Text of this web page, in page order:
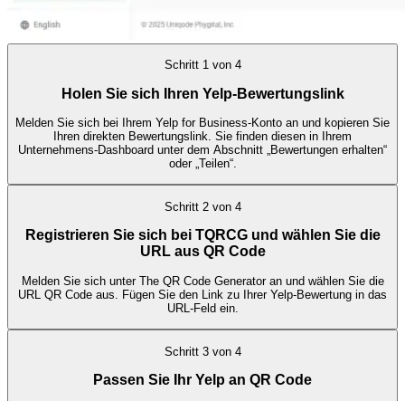
Schritt 1 von 4
Holen Sie sich Ihren Yelp-Bewertungslink
Melden Sie sich bei Ihrem Yelp for Business-Konto an und kopieren Sie
Ihren direkten Bewertungslink. Sie finden diesen in Ihrem
Unternehmens-Dashboard unter dem Abschnitt „Bewertungen erhalten“
oder „Teilen“.
Schritt 2 von 4
Registrieren Sie sich bei TQRCG und wählen Sie die
URL aus QR Code
Melden Sie sich unter The QR Code Generator an und wählen Sie die
URL QR Code aus. Fügen Sie den Link zu Ihrer Yelp-Bewertung in das
URL-Feld ein.
Schritt 3 von 4
Passen Sie Ihr Yelp an QR Code